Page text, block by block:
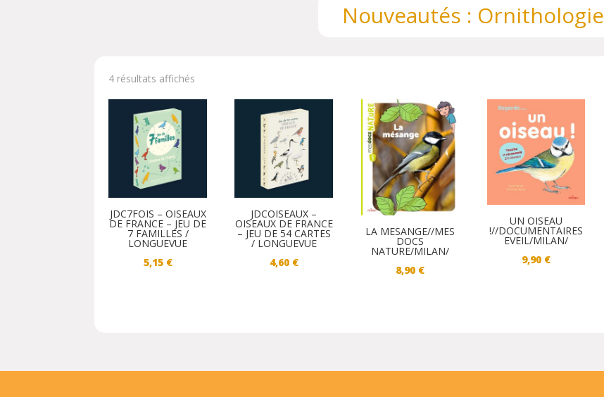
Nouveautés : Ornithologie
4 résultats affichés
JDC7FOIS – OISEAUX
DE FRANCE – JEU DE
7 FAMILLES /
LONGUEVUE
5,15 €
JDCOISEAUX –
OISEAUX DE FRANCE
– JEU DE 54 CARTES
/ LONGUEVUE
4,60 €
LA MESANGE//MES
DOCS
NATURE/MILAN/
8,90 €
UN OISEAU
!//DOCUMENTAIRES
EVEIL/MILAN/
9,90 €